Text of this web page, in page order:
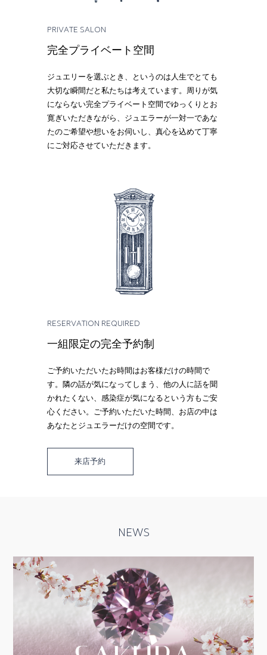
PRIVATE SALON
完全プライベート空間
ジュエリーを選ぶとき、というのは人生でとても
大切な瞬間だと私たちは考えています。周りが気
にならない完全プライベート空間でゆっくりとお
寛ぎいただきながら、ジュエラーが一対一であな
たのご希望や想いをお伺いし、真心を込めて丁寧
にご対応させていただきます。
RESERVATION REQUIRED
一組限定の完全予約制
ご予約いただいたお時間はお客様だけの時間で
す。隣の話が気になってしまう、他の人に話を聞
かれたくない、感染症が気になるという方もご安
心ください。ご予約いただいた時間、お店の中は
あなたとジュエラーだけの空間です。
来店予約
NEWS